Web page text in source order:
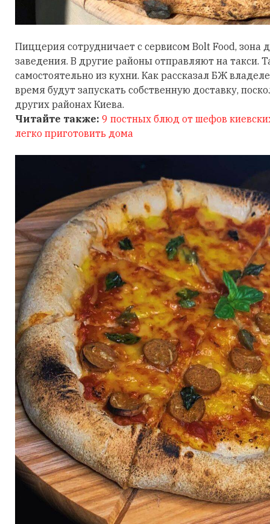
Пиццерия сотрудничает с сервисом Bolt Food, зона
заведения. В другие районы отправляют на такси.
самостоятельно из кухни. Как рассказал БЖ
время будут запускать собственную доставку,
других районах Киева.
Читайте также: 9 постных блюд от шефов
легко приготовить дома